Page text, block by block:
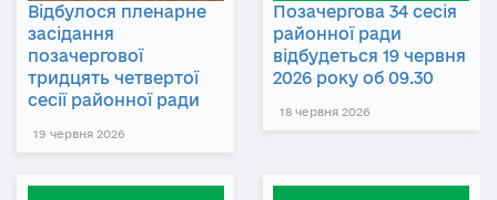
Відбулося пленарне
засідання
позачергової
тридцять четвертої
сесії районної ради
19 червня 2026
Позачергова 34 сесія
районної ради
відбудеться 19 червня
2026 року об 09.30
18 червня 2026